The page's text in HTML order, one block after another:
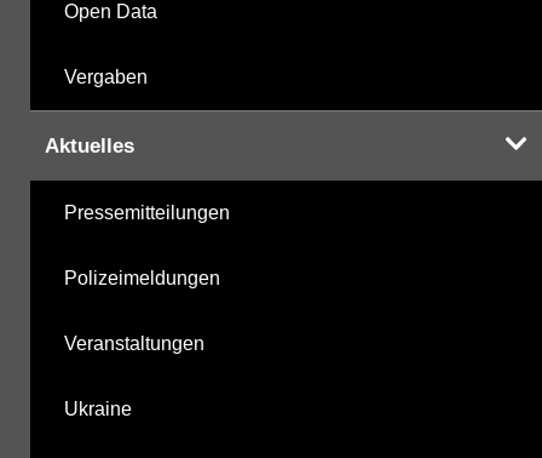
Open Data
Vergaben
Aktuelles
Pressemitteilungen
Polizeimeldungen
Veranstaltungen
Ukraine